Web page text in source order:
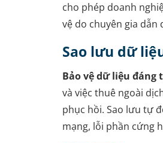
cho phép doanh
vệ do chuyên gia dẫn
Sao lưu dữ
Bảo vệ dữ liệu
và việc thuê ngoài
phục hồi. Sao lưu tự
mạng, lỗi phần cứng